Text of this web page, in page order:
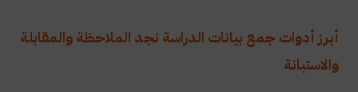
أبرز أدوات جمع بيانات الدراسة نجد الملاحظة والمقابلة
والاستبانة